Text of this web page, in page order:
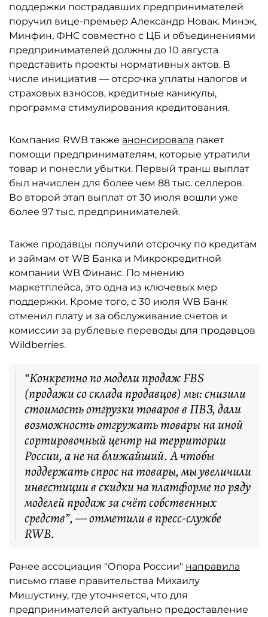
поддержки пострадавших предпринимателей
поручил вице-премьер Александр Новак. Минэк,
Минфин, ФНС совместно с ЦБ и объединениями
предпринимателей должны до 10 августа
представить проекты нормативных актов. В
числе инициатив — отсрочка уплаты налогов и
страховых взносов, кредитные каникулы,
программа стимулирования кредитования.
Компания RWB также анонсировала пакет
помощи предпринимателям, которые утратили
товар и понесли убытки. Первый транш выплат
был начислен для более чем 88 тыс. селлеров.
Во второй этап выплат от 30 июля вошли уже
более 97 тыс. предпринимателей.
Также продавцы получили отсрочку по кредитам
и займам от WB Банка и Микрокредитной
компании WB Финанс. По мнению
маркетплейса, это одна из ключевых мер
поддержки. Кроме того, с 30 июля WB Банк
отменил плату и за обслуживание счетов и
комиссии за рублевые переводы для продавцов
Wildberries.
“Конкретно по модели продаж FBS
(продажи со склада продавцов) мы: снизили
стоимость отгрузки товаров в ПВЗ, дали
возможность отгружать товары на иной
сортировочный центр на территории
России, а не на ближайший. А чтобы
поддержать спрос на товары, мы увеличили
инвестиции в скидки на платформе по ряду
моделей продаж за счёт собственных
средств”, — отметили в пресс-службе
RWB.
Ранее ассоциация "Опора России" направила
письмо главе правительства Михаилу
Мишустину, где уточняется, что для
предпринимателей актуально предоставление